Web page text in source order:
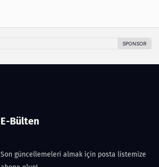
E-Bülten
Son güncellemeleri almak için posta listemize